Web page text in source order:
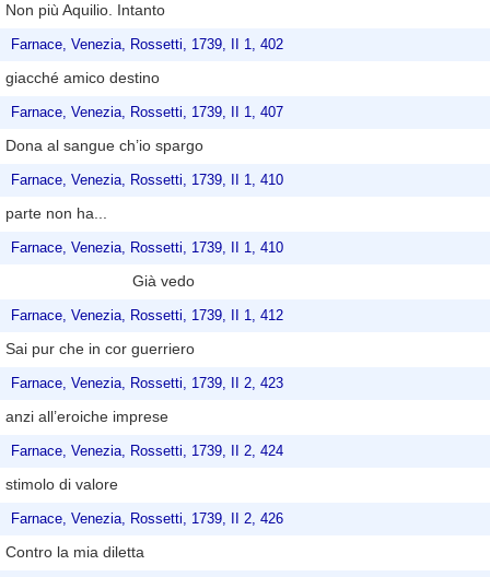
Non più Aquilio. Intanto
Farnace, Venezia, Rossetti, 1739, II 1, 402
giacché amico destino
Farnace, Venezia, Rossetti, 1739, II 1, 407
Dona al sangue ch’io spargo
Farnace, Venezia, Rossetti, 1739, II 1, 410
parte non ha...
Farnace, Venezia, Rossetti, 1739, II 1, 410
Già vedo
Farnace, Venezia, Rossetti, 1739, II 1, 412
Sai pur che in cor guerriero
Farnace, Venezia, Rossetti, 1739, II 2, 423
anzi all’eroiche imprese
Farnace, Venezia, Rossetti, 1739, II 2, 424
stimolo di valore
Farnace, Venezia, Rossetti, 1739, II 2, 426
Contro la mia diletta